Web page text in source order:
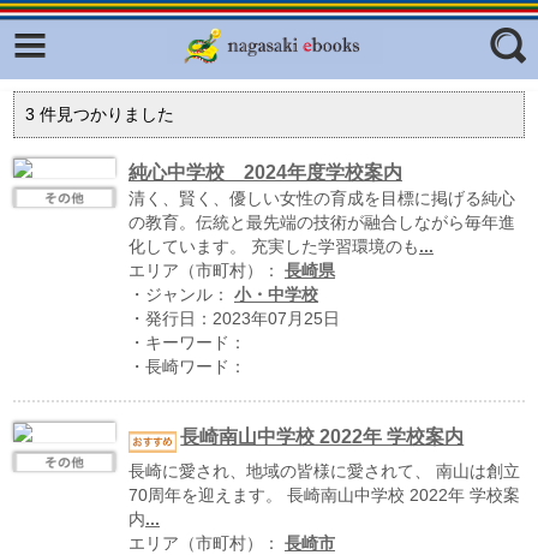
ジャンル
3 件見つかりました
純心中学校 2024年度学校案内
清く、賢く、優しい女性の育成を目標に掲げる純心
の教育。伝統と最先端の技術が融合しながら毎年進
化しています。 充実した学習環境のも ...
エリア（市町村）： 長崎県
・ジャンル： 小・中学校
・発行日：2023年07月25日
・キーワード：
・長崎ワード：
長崎南山中学校 2022年 学校案内
長崎に愛され、地域の皆様に愛されて、 南山は創立
70周年を迎えます。 長崎南山中学校 2022年 学校案
内...
エリア（市町村）： 長崎市
Facebook
ふくいろキラリプロジェクト
ラリー（TOKYO Brochures）
復興応援企画
はじめてご利用される方へ
明治日本の産業革命遺産
長崎と天草地方の潜伏キリシタン
関連遺産
大学・専門学校ナビ
ハイスクールナビ